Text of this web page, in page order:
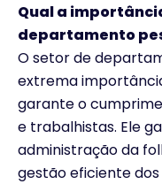
Qual a
departamento
O setor de
extrema
garante o
e trabalhistas. Ele
administração da
gestão eficiente